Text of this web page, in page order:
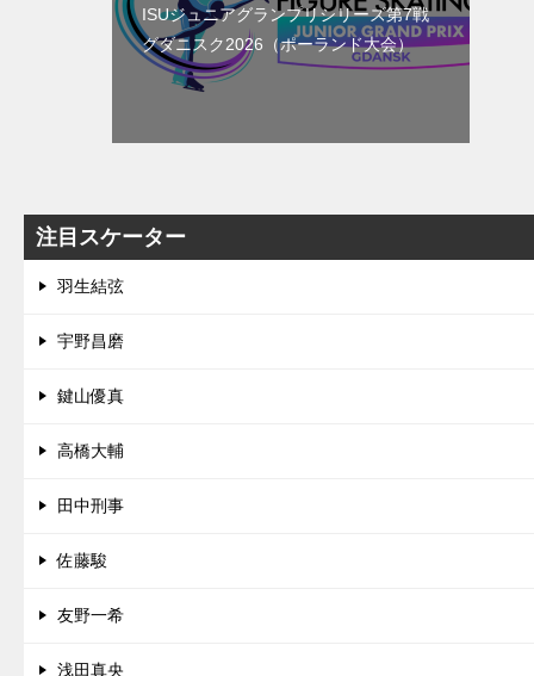
ISUジュニアグランプリシリーズ第7戦
グダニスク2026（ポーランド大会）
注目スケーター
羽生結弦
宇野昌磨
鍵山優真
高橋大輔
田中刑事
佐藤駿
友野一希
浅田真央